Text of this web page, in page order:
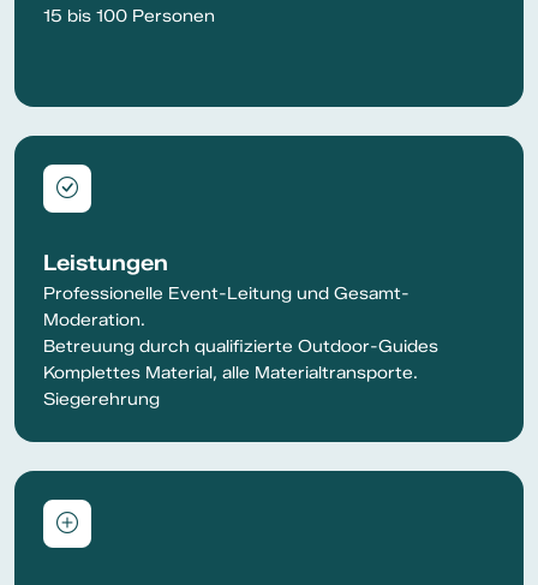
15 bis 100 Personen
Leistungen
Professionelle Event-Leitung und Gesamt-
Moderation.
Betreuung durch qualifizierte Outdoor-Guides
Komplettes Material, alle Materialtransporte.
Siegerehrung